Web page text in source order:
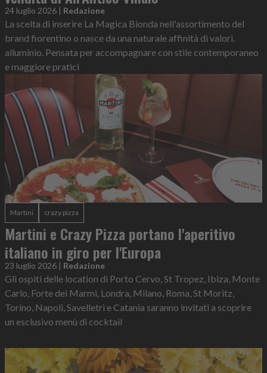
24 luglio 2026 | Redazione
La scelta di inserire La Magica Bionda nell'assortimento del
brand fiorentino o nasce da una naturale affinità di valori.
alluminio. Pensata per accompagnare con stile contemporaneo
e maggiore pratici
Martini crazy pizza
Martini e Crazy Pizza portano l'aperitivo
italiano in giro per l'Europa
23 luglio 2026 | Redazione
Gli ospiti delle location di Porto Cervo, St Tropez, Ibiza, Monte
Carlo, Forte dei Marmi, Londra, Milano, Roma, St Moritz,
Torino, Napoli, Savelletri e Catania saranno invitati a scoprire
un esclusivo menù di cocktail